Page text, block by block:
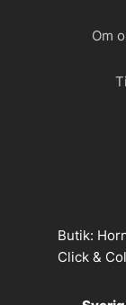
Om
Butik:
Click &